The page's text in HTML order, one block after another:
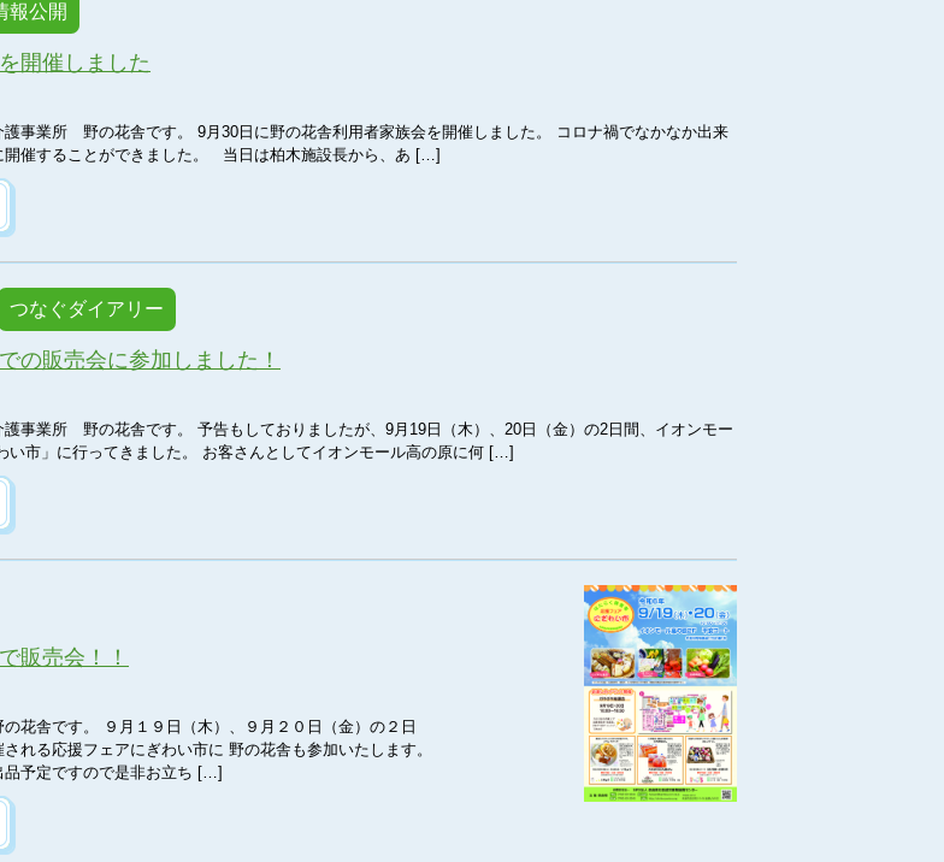
報公開
開催しました
護事業所 野の花舎です。 9月30日に野の花舎利用者家族会を開催しました。 コロナ禍でなかなか出来
開催することができました。 当日は柏木施設長から、あ […]
つなぐダイアリー
の販売会に参加しました！
事業所 野の花舎です。 予告もしておりましたが、9月19日（木）、20日（金）の2日間、イオンモー
い市」に行ってきました。 お客さんとしてイオンモール高の原に何 […]
販売会！！
花舎です。 ９月１９日（木）、９月２０日（金）の２日
れる応援フェアにぎわい市に 野の花舎も参加いたします。
品予定ですので是非お立ち […]